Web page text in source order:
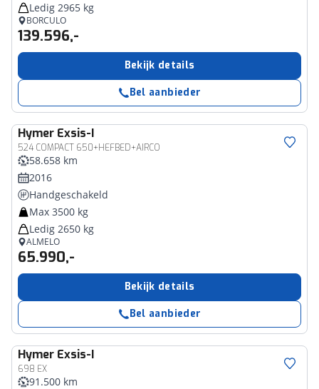
Ledig 2965 kg
BORCULO
139.596,-
Bekijk details
Bel aanbieder
Hymer Exsis-I
524 COMPACT 650+HEFBED+AIRCO
58.658 km
2016
Handgeschakeld
Max 3500 kg
Ledig 2650 kg
ALMELO
65.990,-
Bekijk details
Bel aanbieder
Hymer Exsis-I
698 EX
91.500 km